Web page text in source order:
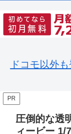
ドコモ以外
PR
圧倒的な透
ィービー 1/